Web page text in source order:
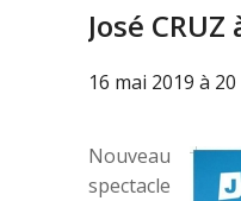
José
16 mai 2019 à
Nouveau
spectacle